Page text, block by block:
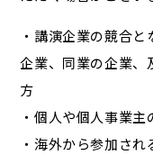
・講演企業の競合
企業、同業の企業、
方
・個人や個人事業主
・海外から参加され